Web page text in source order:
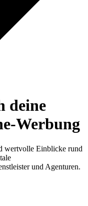
deine
Werbung
wertvolle Einblicke rund
und Agenturen.